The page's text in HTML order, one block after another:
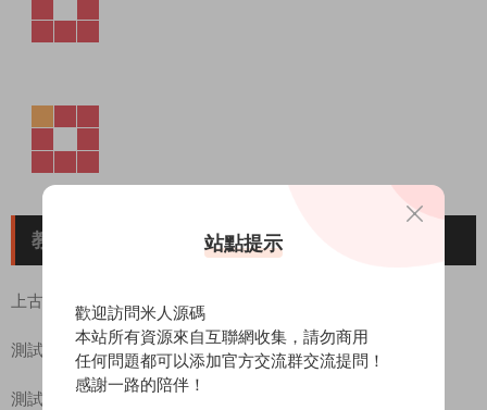
教程介紹
上古世紀OL端遊 《上古世紀OL》 WIN 搭建教程
測試系統：Windows Server 2019
測試IP：192.168.2.166 （外網架設和局網架設方法一樣）
站點提示
歡迎訪問米人源碼
本站所有資源來自互聯網收集，請勿商用
任何問題都可以添加官方交流群交流提問！
感謝一路的陪伴！